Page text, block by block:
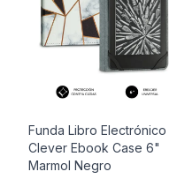
Funda Libro Electrónico
Clever Ebook Case 6"
Marmol Negro